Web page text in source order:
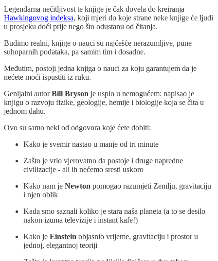
Legendarna nečitljivost te knjige je čak dovela do kreiranja
Hawkingovog indeksa, koji mjeri do koje strane neke knjige će ljudi
u prosjeku doći prije nego što odustanu od čitanja.
Budimo realni, knjige o nauci su najčešće nerazumljive, pune
suhoparnih podataka, pa samim tim i dosadne.
Međutim, postoji jedna knjiga o nauci za koju garantujem da je
nećete moći ispustiti iz ruku.
Genijalni autorBill Bryson je uspio u nemogućem: napisao je
knjigu o razvoju fizike, geologije, hemije i biologije koja se čita u
jednom dahu.
Ovo su samo neki od odgovora koje ćete dobiti:
Kako je svemir nastao u manje od tri minute
Zašto je vrlo vjerovatno da postoje i druge napredne
civilizacije - ali ih nećemo sresti uskoro
Kako nam je Newton pomogao razumjeti Zemlju, gravitaciju
i njen oblik
Kada smo saznali koliko je stara naša planeta (a to se desilo
nakon izuma televizije i instant kafe!)
Kako je Einstein objasnio vrijeme, gravitaciju i prostor u
jednoj, elegantnoj teoriji